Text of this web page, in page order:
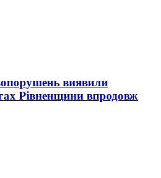
виявили
Рівненщини впродовж